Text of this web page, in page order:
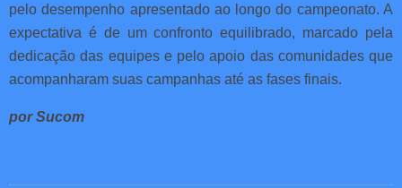
pelo desempenho apresentado ao longo do campeonato. A
expectativa é de um confronto equilibrado, marcado pela
dedicação das equipes e pelo apoio das comunidades que
acompanharam suas campanhas até as fases finais.
por Sucom